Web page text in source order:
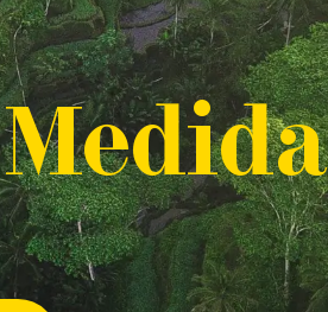
Medida